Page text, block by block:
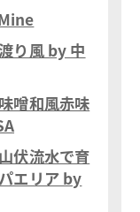
り風 by 中
噌和風赤味
伏流水で育
エリア by